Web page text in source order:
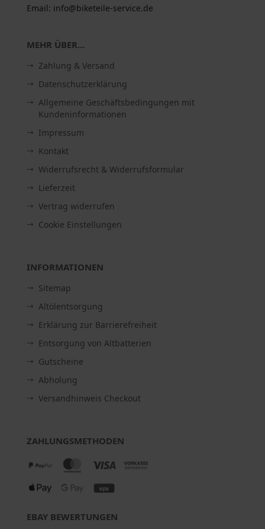
Email: info@biketeile-service.de
MEHR ÜBER...
Zahlung & Versand
Datenschutzerklärung
Allgemeine Geschäftsbedingungen mit
Kundeninformationen
Impressum
Kontakt
Widerrufsrecht & Widerrufsformular
Lieferzeit
Vertrag widerrufen
Cookie Einstellungen
INFORMATIONEN
Sitemap
Altölentsorgung
Erklärung zur Barrierefreiheit
Entsorgung von Altbatterien
Gutscheine
Abholung
Versandhinweis Checkout
ZAHLUNGSMETHODEN
EBAY BEWERTUNGEN